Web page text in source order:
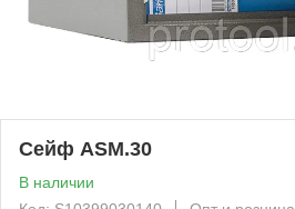
Сейф ASM.30
В наличии